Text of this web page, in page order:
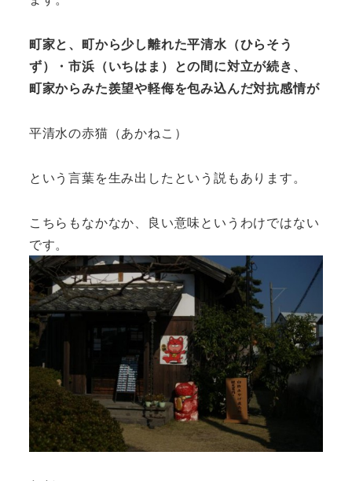
町家と、町から少し離れた平清水（ひらそう
ず）・市浜（いちはま）との間に対立が続き、
町家からみた羨望や軽侮を包み込んだ対抗感情が
平清水の赤猫（あかねこ）
という言葉を生み出したという説もあります。
こちらもなかなか、良い意味というわけではない
です。